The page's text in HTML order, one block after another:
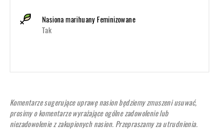
Nasiona marihuany Feminizowane
Tak
Komentarze sugerujące uprawę nasion będziemy zmuszeni usuwać,
prosimy o komentarze wyrażające ogólne zadowolenie lub
niezadowolenie z zakupionych nasion. Przepraszamy za utrudnienia.